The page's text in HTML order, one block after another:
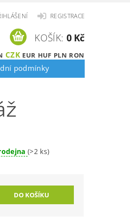
REGISTRACE
CZK EUR HUF PLN RON
KOŠÍK: 0 Kč
podmínky
(>2 ks)